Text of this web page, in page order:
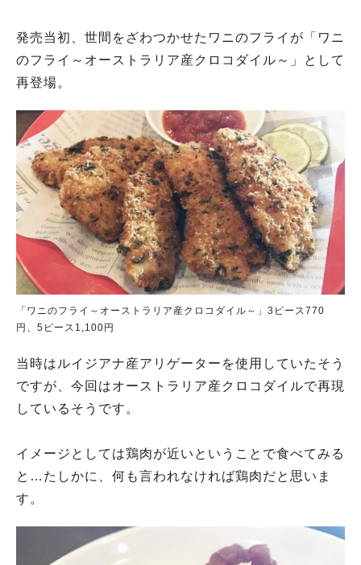
発売当初、世間をざわつかせたワニのフライが「ワニ
のフライ～オーストラリア産クロコダイル～」として
再登場。
「ワニのフライ～オーストラリア産クロコダイル～」3ピース770
円、5ピース1,100円
当時はルイジアナ産アリゲーターを使用していたそう
ですが、今回はオーストラリア産クロコダイルで再現
しているそうです。
イメージとしては鶏肉が近いということで食べてみる
と…たしかに、何も言われなければ鶏肉だと思いま
す。